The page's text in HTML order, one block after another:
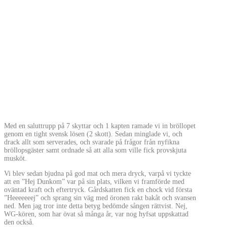
Med en saluttrupp på 7 skyttar och 1 kapten ramade vi in bröllopet
genom en tight svensk lösen (2 skott). Sedan minglade vi, och
drack allt som serverades, och svarade på frågor från nyfikna
bröllopsgäster samt ordnade så att alla som ville fick provskjuta
musköt.
Vi blev sedan bjudna på god mat och mera dryck, varpå vi tyckte
att en ”Hej Dunkom” var på sin plats, vilken vi framförde med
oväntad kraft och eftertryck. Gårdskatten fick en chock vid första
”Heeeeeeej” och sprang sin väg med öronen rakt bakåt och svansen
ned. Men jag tror inte detta betyg bedömde sången rättvist. Nej,
WG-kören, som har övat så många år, var nog hyfsat uppskattad
den också.